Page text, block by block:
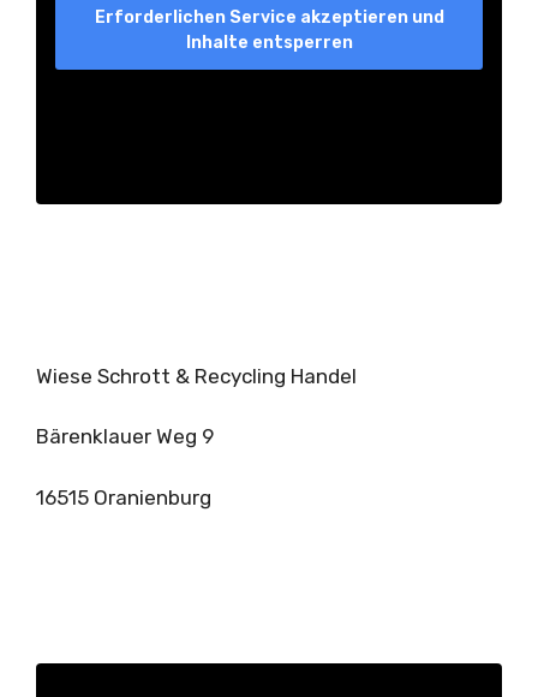
Erforderlichen Service akzeptieren und
Inhalte entsperren
Wiese Schrott & Recycling Handel
Bärenklauer Weg 9
16515 Oranienburg